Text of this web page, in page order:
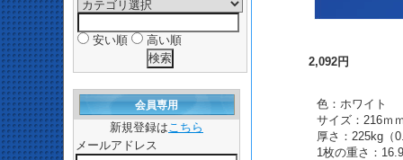
安い順 高い順
会員専用
新規登録はこちら
メールアドレス
2,092円
色：ホワイト
サイズ：216ｍ
厚さ：225kg（
1枚の重さ：